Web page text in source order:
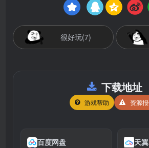
很好玩(7)
下载地址
游戏帮助 资源
百度网盘 天